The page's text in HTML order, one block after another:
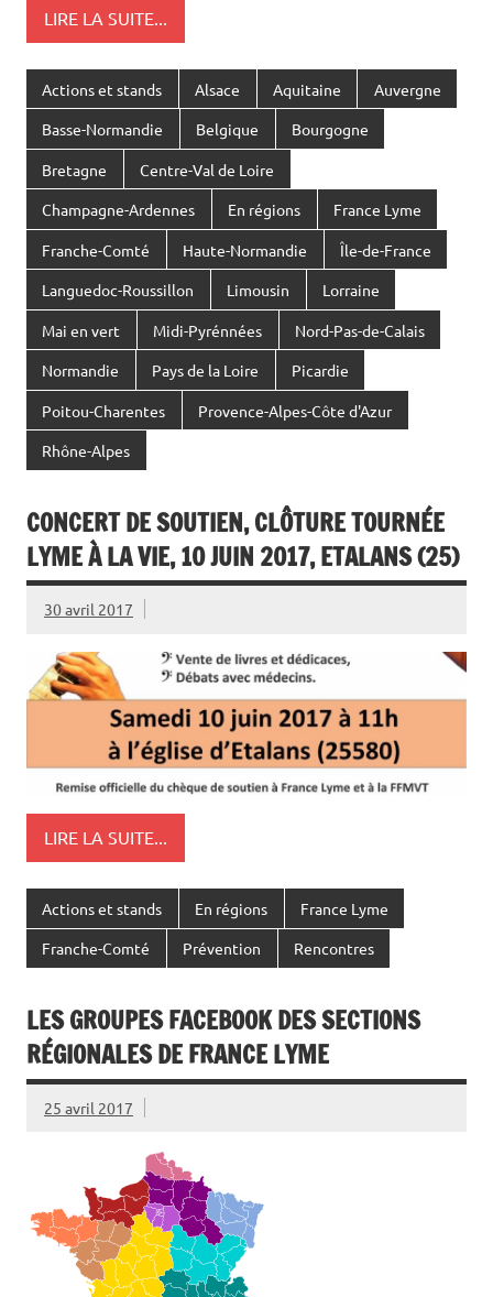
LIRE LA SUITE...
Actions et stands Alsace Aquitaine Auvergne
Basse-Normandie Belgique Bourgogne
Bretagne Centre-Val de Loire
Champagne-Ardennes En régions France Lyme
Franche-Comté Haute-Normandie Île-de-France
Languedoc-Roussillon Limousin Lorraine
Mai en vert Midi-Pyrénnées Nord-Pas-de-Calais
Normandie Pays de la Loire Picardie
Poitou-Charentes Provence-Alpes-Côte d'Azur
Rhône-Alpes
CONCERT DE SOUTIEN, CLÔTURE TOURNÉE
LYME À LA VIE, 10 JUIN 2017, ETALANS (25)
30 avril 2017
LIRE LA SUITE...
Actions et stands En régions France Lyme
Franche-Comté Prévention Rencontres
LES GROUPES FACEBOOK DES SECTIONS
RÉGIONALES DE FRANCE LYME
25 avril 2017